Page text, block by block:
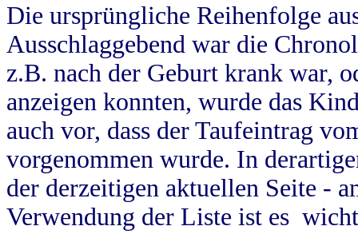
Die ursprüngliche Reihenfolge
Ausschlaggebend war die
z.B. nach der Geburt krank war,
anzeigen konnten, wurde das
auch vor, dass der Taufeintrag
vorgenommen wurde. In
der derzeitigen aktuellen Seite -
Verwendung der Liste ist es